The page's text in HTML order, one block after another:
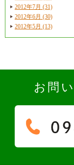
2012年7月 (31)
2012年6月 (30)
2012年5月 (13)
お問